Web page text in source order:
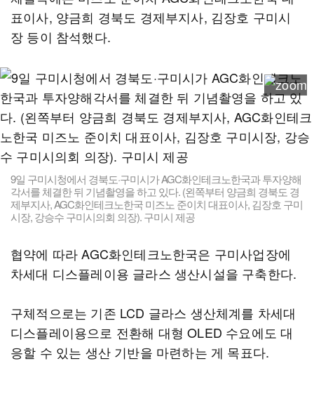
표이사, 양금희 경북도 경제부지사, 김장호 구미시
장 등이 참석했다.
9일 구미시청에서 경북도·구미시가 AGC화인테크노한국과 투자양해
각서를 체결한 뒤 기념촬영을 하고 있다. (왼쪽부터 양금희 경북도 경
제부지사, AGC화인테크노한국 미즈노 준이치 대표이사, 김장호 구미
시장, 강승수 구미시의회 의장). 구미시 제공
협약에 따라 AGC화인테크노한국은 구미사업장에
차세대 디스플레이용 글라스 생산시설을 구축한다.
구체적으로는 기존 LCD 글라스 생산체계를 차세대
디스플레이용으로 전환해 대형 OLED 수요에도 대
응할 수 있는 생산 기반을 마련하는 게 목표다.